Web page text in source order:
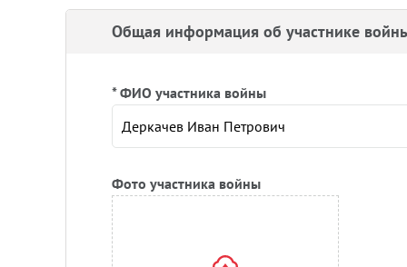
Общая информация об участнике
* ФИО участника войны
Фото участника войны